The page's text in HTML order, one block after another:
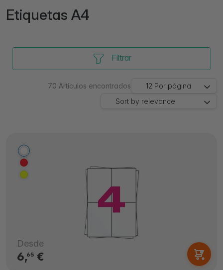
Etiquetas A4
Filtrar
70 Artículos encontrados 12 Por página
Sort by relevance
Desde
6,65€